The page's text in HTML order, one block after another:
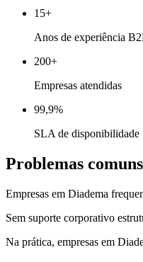
15+
Anos de experiência
200+
Empresas atendidas
99,9%
SLA de disponibilidade
Problemas
Empresas em Diadema
Sem suporte corporativo
Na prática, empresas em